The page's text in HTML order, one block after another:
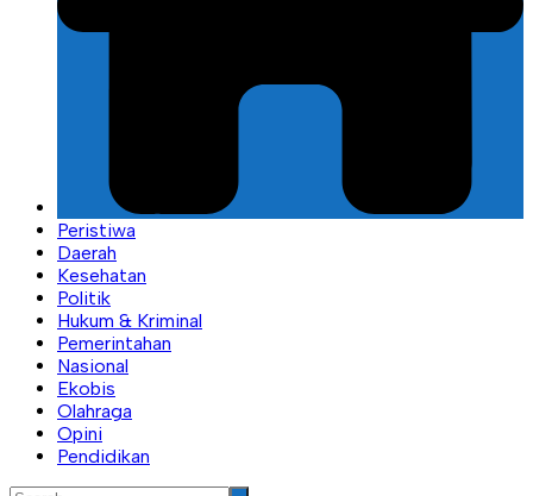
Peristiwa
Daerah
Kesehatan
Politik
Hukum & Kriminal
Pemerintahan
Nasional
Ekobis
Olahraga
Opini
Pendidikan